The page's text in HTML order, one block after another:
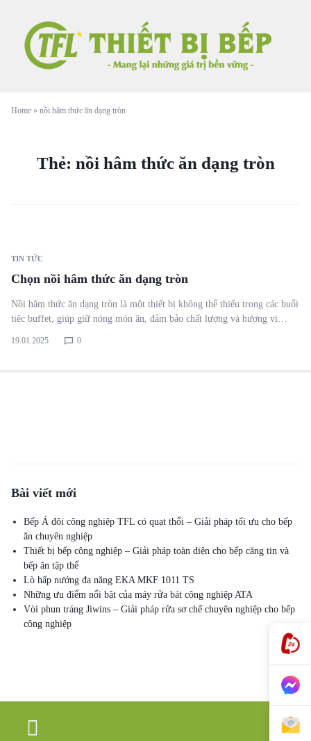
Home » nồi hâm thức ăn dạng tròn
Thẻ: nồi hâm thức ăn dạng tròn
TIN TỨC
Chọn nồi hâm thức ăn dạng tròn
Nồi hâm thức ăn dạng tròn là một thiết bị không thể thiếu trong các buổi
tiệc buffet, giúp giữ nóng món ăn, đảm bảo chất lượng và hương vị…
19.01.2025 0
Bài viết mới
Bếp Á đôi công nghiệp TFL có quạt thổi – Giải pháp tối ưu cho bếp
ăn chuyên nghiệp
Thiết bị bếp công nghiệp – Giải pháp toàn diện cho bếp căng tin và
bếp ăn tập thể
Lò hấp nướng đa năng EKA MKF 1011 TS
Những ưu điểm nổi bật của máy rửa bát công nghiệp ATA
Vòi phun tráng Jiwins – Giải pháp rửa sơ chế chuyên nghiệp cho bếp
công nghiệp